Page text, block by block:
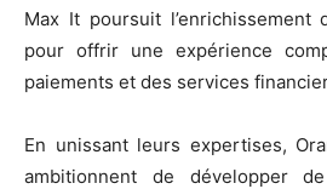
Max It poursuit l’enrichissement
pour offrir une expérience
paiements et des services
En unissant leurs expertises,
ambitionnent de développer